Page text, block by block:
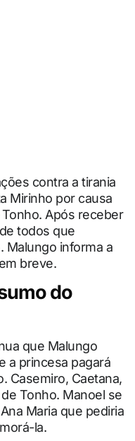
contra a tirania
Mirinho por causa
Após receber
todos que
Malungo informa a
breve.
do
que Malungo
a princesa pagará
Casemiro, Caetana,
Tonho. Manoel se
Maria que pediria
la.